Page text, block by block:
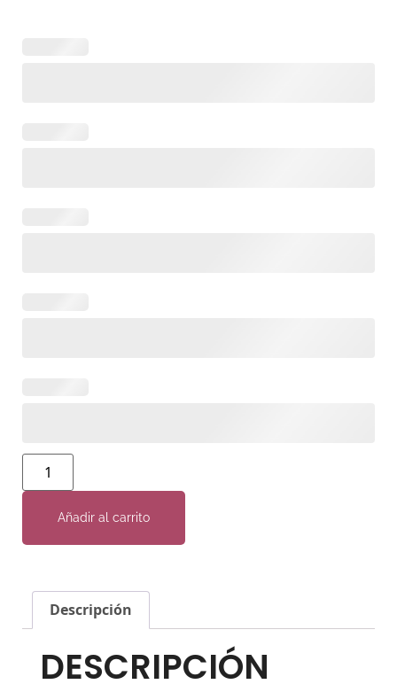
Añadir al carrito
Descripción
DESCRIPCIÓN